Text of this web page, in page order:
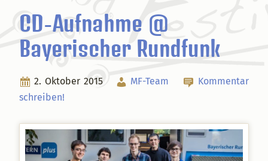
CD-Aufnahme @
Bayerischer Rundfunk
2. Oktober 2015 MF-Team
Kommentar
schreiben!